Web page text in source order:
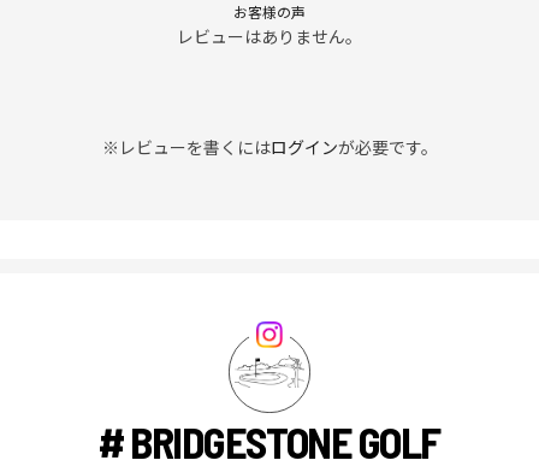
お客様の声
レビューはありません。
※レビューを書くにはログインが必要です。
# BRIDGESTONE GOLF